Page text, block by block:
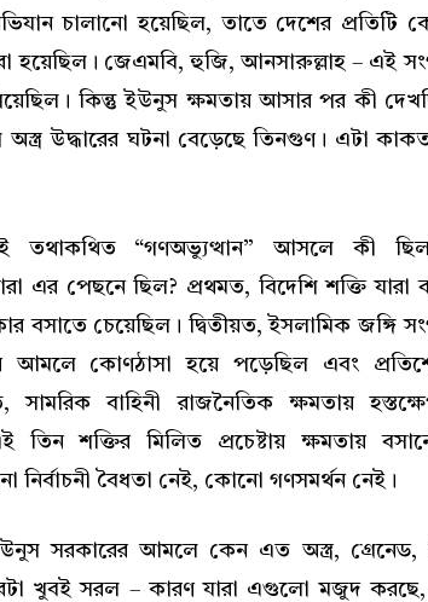
চালানো হয়েছিল, তাতে দেশের প্রতিটি
হয়েছিল। জেএমবি, হুজি, আনসারুল্লাহ – এই
গিয়েছিল। কিন্তু ইউনুস ক্ষমতায় আসার পর কী
অস্ত্র উদ্ধারের ঘটনা বেড়েছে তিনগুণ। এটা
তথাকথিত “গণঅভ্যুত্থান” আসলে কী
এর পেছনে ছিল? প্রথমত, বিদেশি শক্তি যারা
বসাতে চেয়েছিল। দ্বিতীয়ত, ইসলামিক জঙ্গি
আমলে কোণঠাসা হয়ে পড়েছিল এবং
সামরিক বাহিনী রাজনৈতিক ক্ষমতায়
শক্তির মিলিত প্রচেষ্টায় ক্ষমতায়
বৈধতা নেই, কোনো গণসমর্থন নেই।
সরকারের আমলে কেন এত অস্ত্র, গ্রেনেড,
খুবই সরল – কারণ যারা এগুলো মজুদ